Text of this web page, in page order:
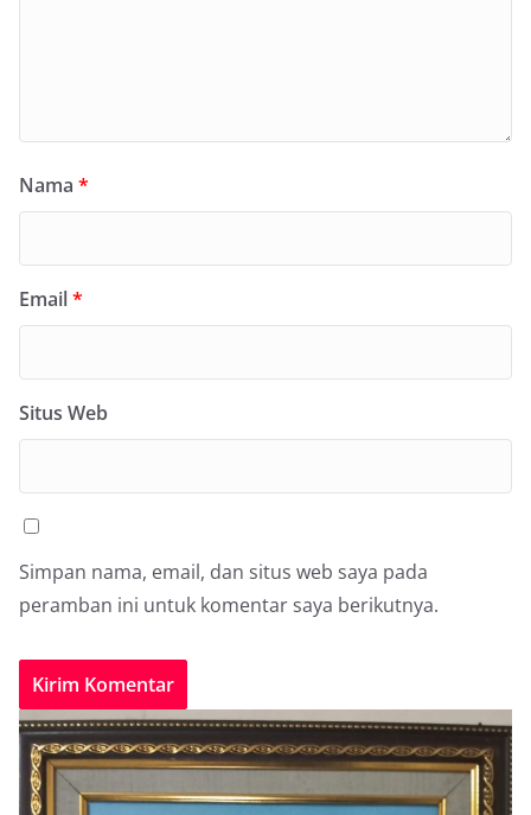
Nama *
Email*
Situs Web
Simpan nama, email, dan situs web saya pada
peramban ini untuk komentar saya berikutnya.